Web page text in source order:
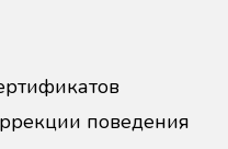
поведения